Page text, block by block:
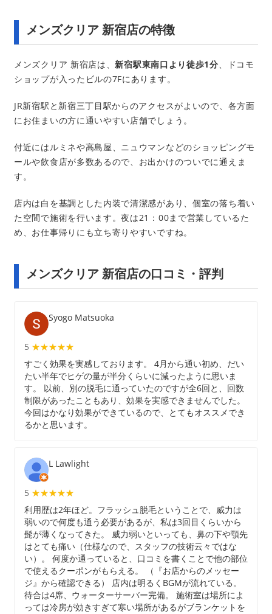
メンズクリア 新宿店の特徴
メンズクリア 新宿店は、新宿駅東南口より徒歩1分、ドコモ
ショップが入ったビルの7Fにあります。
JR新宿駅と新宿三丁目駅からのアクセスがよいので、各方面
にお住まいの方に通いやすい店舗でしょう。
付近にはルミネや高島屋、ニュウマンなどのショッピングモ
ールや飲食店が多数あるので、お出かけのついでに通えま
す。
店内は白を基調とした内装で清潔感があり、個室の落ち着い
た空間で施術を行います。夜は21：00まで営業しているた
め、お仕事帰りにも立ち寄りやすいですね。
メンズクリア 新宿店の口コミ・評判
Syogo Matsuoka
5 ★★★★★
★★★★★
すごく効果を実感しております。 4月から通い初め、だい
たい半年でヒゲの量が半分くらいに減ったように思いま
す。 以前、別の脱毛に通っていたのですが全6回と、回数
制限があったこともあり、効果を実感できませんでした。
今回はかなり効果ができているので、とてもオススメでき
るかと思います。
L Lawlight
5 ★★★★★
★★★★★
利用歴は2年ほど。フラッシュ脱毛ということで、威力は
弱いので何度も通う必要があるが、私は3回目くらいから
髭が薄くなってきた。 威力弱いといっても、鼻の下や顎先
はとても痛い（仕様なので、スタッフの技術云々ではな
い）。 何度か通っていると、口コミを書くことで他の部位
で使えるクーポンがもらえる。 （『お店からのメッセー
ジ』から確認できる） 店内は明るくBGMが流れている。
待合は4席、ウォーターサーバー完備。 施術室は場所によ
っては冷房が効きすぎて寒い場所があるがブランケットを